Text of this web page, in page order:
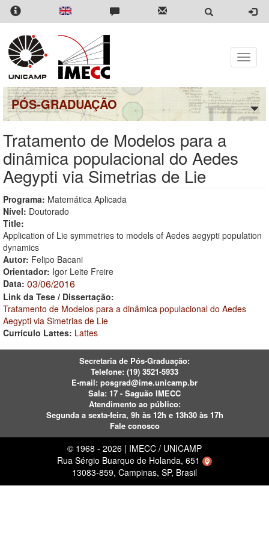
Pular
para
conteúdo
principal
Toggle
PÓS-GRADUAÇÃO
Tratamento de Modelos para a
dinâmica populacional do Aedes
Aegypti via Simetrias de Lie
Programa: Matemática Aplicada
Nível: Doutorado
Title:
Application of Lie symmetries to models of Aedes aegypti population
dynamics
Autor: Felipo Bacani
Orientador: Igor Leite Freire
Data: 03/06/2016
Link da Tese / Dissertação:
Tratamento de Modelos para a dinâmica populacional do Aedes
Aegypti via Simetrias de Lie
Currículo Lattes: Lattes
Secretaria de Pós-Graduação:
Telefone: (19) 3521-5933
E-mail: posgrad@ime.unicamp.br
Sala: 17 - Saguão IMECC
Atendimento ao público:
Segunda a sexta-feira, 9h às 12h e 13h30 às 17h
Fale conosco
© 1968 - 2026 | IMECC / UNICAMP
Rua Sérgio Buarque de Holanda, 651
13083-859, Campinas, SP, Brasil